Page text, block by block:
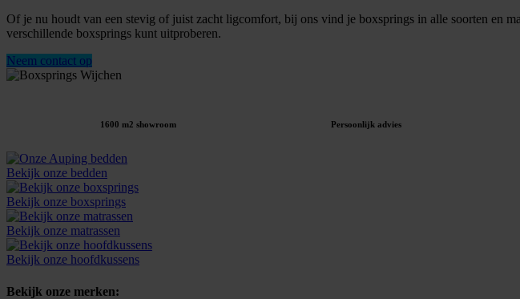
Of je nu houdt van een stevig of juist zacht ligcomfort, bij ons vind je boxsprings in alle soorten en
verschillende boxsprings kunt uitproberen.
Neem contact op
1600 m2 showroom Persoonlijk advies
Bekijk onze bedden
Bekijk onze boxsprings
Bekijk onze matrassen
Bekijk onze hoofdkussens
Bekijk onze merken: